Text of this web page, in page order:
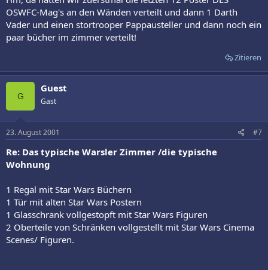
OSWFC-Mag's an den Wänden verteilt und dann 1 Darth
Vader und einen stortrooper Pappausteller und dann noch ein
paar bücher im zimmer verteilt!
Zitieren
G
Guest
Gast
23. August 2001 #7
Re: Das typische Warsler Zimmer /die typische
Wohnung
1 Regal mit Star Wars Büchern
1 Tür mit alten Star Wars Postern
1 Glasschrank vollgestopft mit Star Wars Figuren
2 Oberteile von Schränken vollgestellt mit Star Wars Cinema
Scenes/ Figuren.